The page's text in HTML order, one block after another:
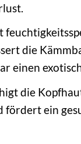
die
einen
die
fördert ein